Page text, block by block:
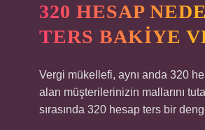
320 HESAP
TERS BAKIYE
Vergi mükellefi, aynı anda 320
alan müşterilerinizin mallarını
sırasında 320 hesap ters bir